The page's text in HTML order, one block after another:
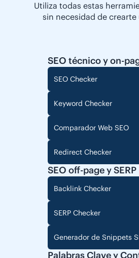
Utiliza todas estas
sin necesidad de
SEO técnico y on-
SEO Checker
Keyword Checker
Comparador Web SEO
Redirect Checker
SEO off-page y SERP
Backlink Checker
SERP Checker
Generador de Snippets
Palabras Clave y